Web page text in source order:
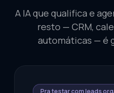
A IA que qualifica e
resto — CRM,
automáticas — é
Pra testar com leads